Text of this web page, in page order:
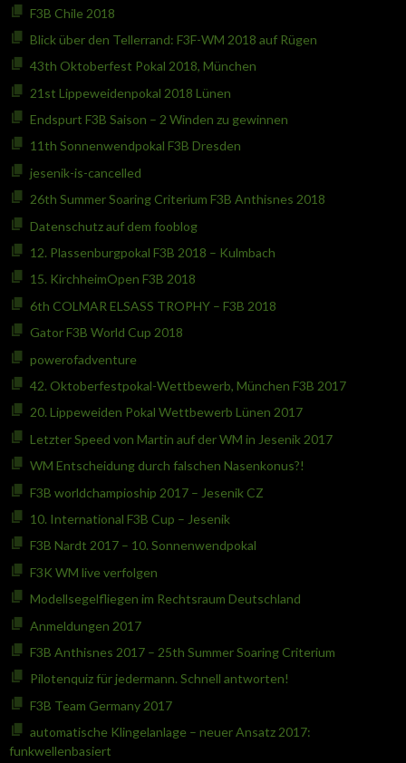
F3B Chile 2018
Blick über den Tellerrand: F3F-WM 2018 auf Rügen
43th Oktoberfest Pokal 2018, München
21st Lippeweidenpokal 2018 Lünen
Endspurt F3B Saison – 2 Winden zu gewinnen
11th Sonnenwendpokal F3B Dresden
jesenik-is-cancelled
26th Summer Soaring Criterium F3B Anthisnes 2018
Datenschutz auf dem fooblog
12. Plassenburgpokal F3B 2018 – Kulmbach
15. KirchheimOpen F3B 2018
6th COLMAR ELSASS TROPHY – F3B 2018
Gator F3B World Cup 2018
powerofadventure
42. Oktoberfestpokal-Wettbewerb, München F3B 2017
20. Lippeweiden Pokal Wettbewerb Lünen 2017
Letzter Speed von Martin auf der WM in Jesenik 2017
WM Entscheidung durch falschen Nasenkonus?!
F3B worldchampioship 2017 – Jesenik CZ
10. International F3B Cup – Jesenik
F3B Nardt 2017 – 10. Sonnenwendpokal
F3K WM live verfolgen
Modellsegelfliegen im Rechtsraum Deutschland
Anmeldungen 2017
F3B Anthisnes 2017 – 25th Summer Soaring Criterium
Pilotenquiz für jedermann. Schnell antworten!
F3B Team Germany 2017
automatische Klingelanlage – neuer Ansatz 2017:
funkwellenbasiert